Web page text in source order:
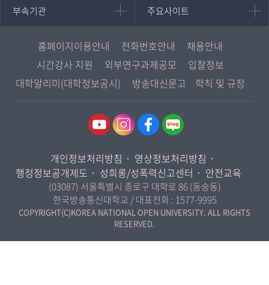
일본학과
사회과학대학
무역학과
미디어영상학과
도시콘텐츠·관광학과
사회복지연계전공
평생교육과정
서울지역대학
대구경북지역대학
인천지역대학
광주전남지역대학
울산지역대학
경기지역대학
강원지역대학
충북지역대학
전북지역대학
경남지역대학
제주지역대학
부속기관
부속기관
중앙도서관
원격교육혁신연구원
통합인문학연구소
디지털미디어센터
국제협력단
산학협력단
주요사이트
주요사이트
멘토링
진로심리상담
교육정보화본부
국립대학육성사업
홈페이지이용안내 전화번호안내
채용안내
시간강사 지원
외부연구과제공모
입찰정보
대학알리미(대학정보공시)
방송대신문고 학칙 및 규정
개인정보처리방침
영상정보처리방침
행정정보공개제도
성희롱/성폭력신고센터 안전교육
(03087) 서울특별시 종로구 대학로 86 (동숭동)
한국방송통신대학교 / 대표전화 : 1577-9995
COPYRIGHT(C)KOREA NATIONAL OPEN UNIVERSITY. ALL RIGHTS
RESERVED.